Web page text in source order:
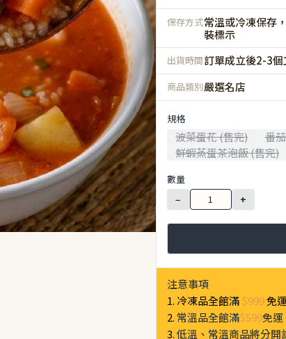
保存方式常溫或冷凍保存
裝標示
出貨時間訂單成立後2-3
商品類別嚴選名店
規格
波菜蛋花 (售完) 番
鮮蝦蒸蛋茶泡飯 (售完)
數量
−
+
注意事項
1. 冷凍品全館滿 $999免
2. 常溫品全館滿$599免運
3.低溫、常溫商品將分開